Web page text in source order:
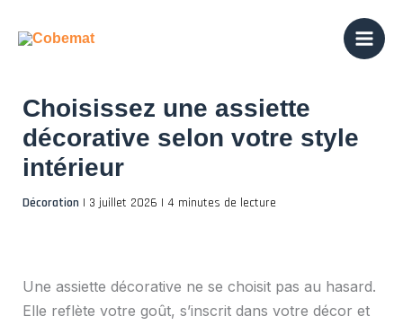
Choisissez une assiette
décorative selon votre style
intérieur
Décoration | 3 juillet 2026 | 4 minutes de lecture
Une assiette décorative ne se choisit pas au hasard.
Elle reflète votre goût, s’inscrit dans votre décor et